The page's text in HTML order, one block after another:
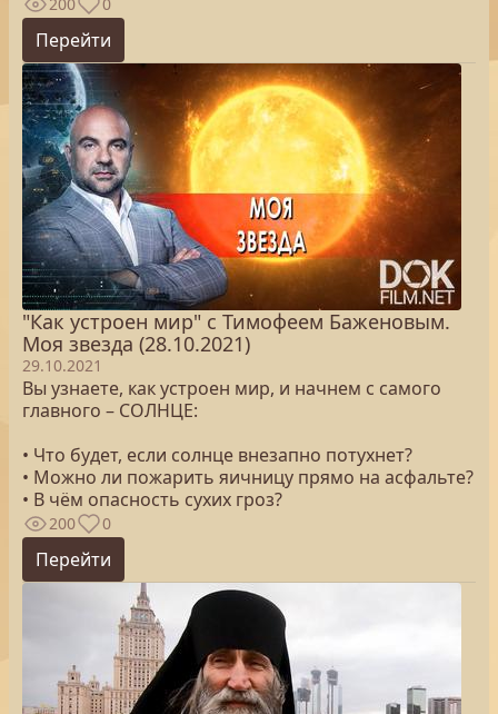
Перейти
"Как устроен мир" с Тимофеем Баженовым.
Моя звезда (28.10.2021)
29.10.2021
Вы узнаете, как устроен мир, и начнем с самого
главного – СОЛНЦЕ:
• Что будет, если солнце внезапно потухнет?
• Можно ли пожарить яичницу прямо на асфальте?
• В чём опасность сухих гроз?
200 0
Перейти